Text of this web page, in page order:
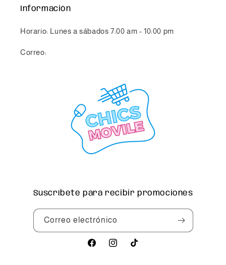
Información
Horario: Lunes a sábados 7:00 am - 10:00 pm
Correo:
Suscríbete para recibir promociones
Correo electrónico
FacebookInstagramTikTok